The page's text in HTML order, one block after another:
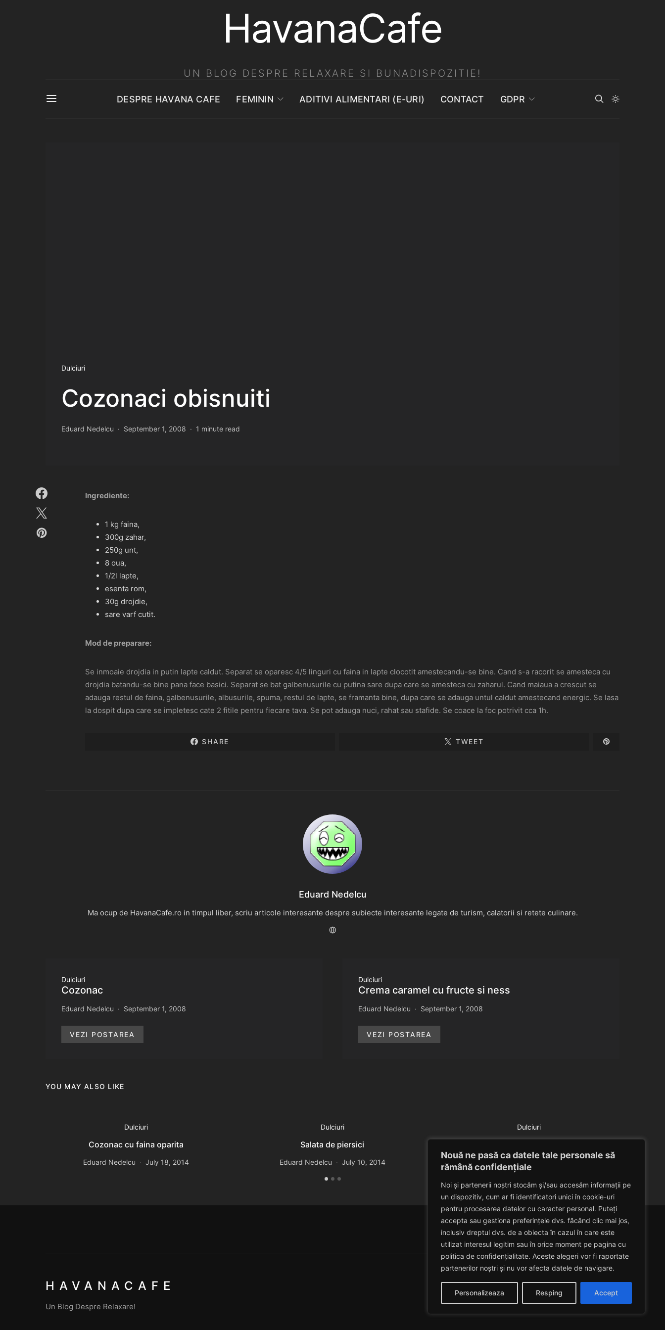
Nouă ne pasă ca datele tale personale să
rămână confidențiale
Noi și partenerii noștri stocăm și/sau accesăm informații pe
un dispozitiv, cum ar fi identificatori unici în cookie-uri
pentru procesarea datelor cu caracter personal. Puteți
accepta sau gestiona preferințele dvs. făcând clic mai jos,
inclusiv dreptul dvs. de a obiecta în cazul în care este
utilizat interesul legitim sau în orice moment pe pagina cu
politica de confidențialitate. Aceste alegeri vor fi raportate
partenerilor noștri și nu vor afecta datele de navigare.
Personalizeaza Resping Accept
HavanaCafe
UN BLOG DESPRE RELAXARE SI BUNADISPOZITIE!
DESPRE HAVANA CAFE FEMININ ADITIVI ALIMENTARI (E-URI) CONTACT GDPR
Dulciuri
Cozonaci obisnuiti
Eduard Nedelcu September 1, 2008 1 minute read
Ingrediente:
1 kg faina,
300g zahar,
250g unt,
8 oua,
1/2l lapte,
esenta rom,
30g drojdie,
sare varf cutit.
Mod de preparare:
Se inmoaie drojdia in putin lapte caldut. Separat se oparesc 4/5 linguri cu faina in lapte clocotit amestecandu-se bine. Cand s-a racorit se amesteca cu
drojdia batandu-se bine pana face basici. Separat se bat galbenusurile cu putina sare dupa care se amesteca cu zaharul. Cand maiaua a crescut se
adauga restul de faina, galbenusurile, albusurile, spuma, restul de lapte, se framanta bine, dupa care se adauga untul caldut amestecand energic. Se lasa
la dospit dupa care se impletesc cate 2 fitile pentru fiecare tava. Se pot adauga nuci, rahat sau stafide. Se coace la foc potrivit cca 1h.
SHARE TWEET
Eduard Nedelcu
Ma ocup de HavanaCafe.ro in timpul liber, scriu articole interesante despre subiecte interesante legate de turism, calatorii si retete culinare.
Dulciuri
Cozonac
Eduard Nedelcu September 1, 2008
VEZI POSTAREA
Dulciuri
Crema caramel cu fructe si ness
Eduard Nedelcu September 1, 2008
VEZI POSTAREA
YOU MAY ALSO LIKE
Dulciuri
Cozonac cu faina oparita
Eduard Nedelcu July 18, 2014
Dulciuri
Salata de piersici
Eduard Nedelcu July 10, 2014
Dulciuri
Eduard Nedelcu July 9, 2014
HAVANACAFE
Un Blog Despre Relaxare!